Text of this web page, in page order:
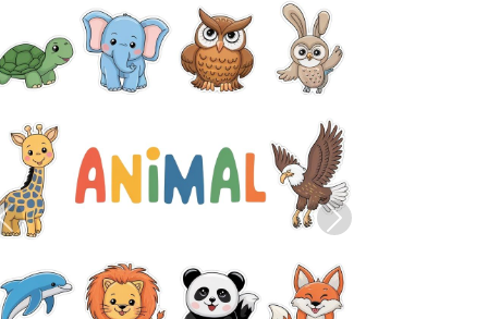
Previous Next